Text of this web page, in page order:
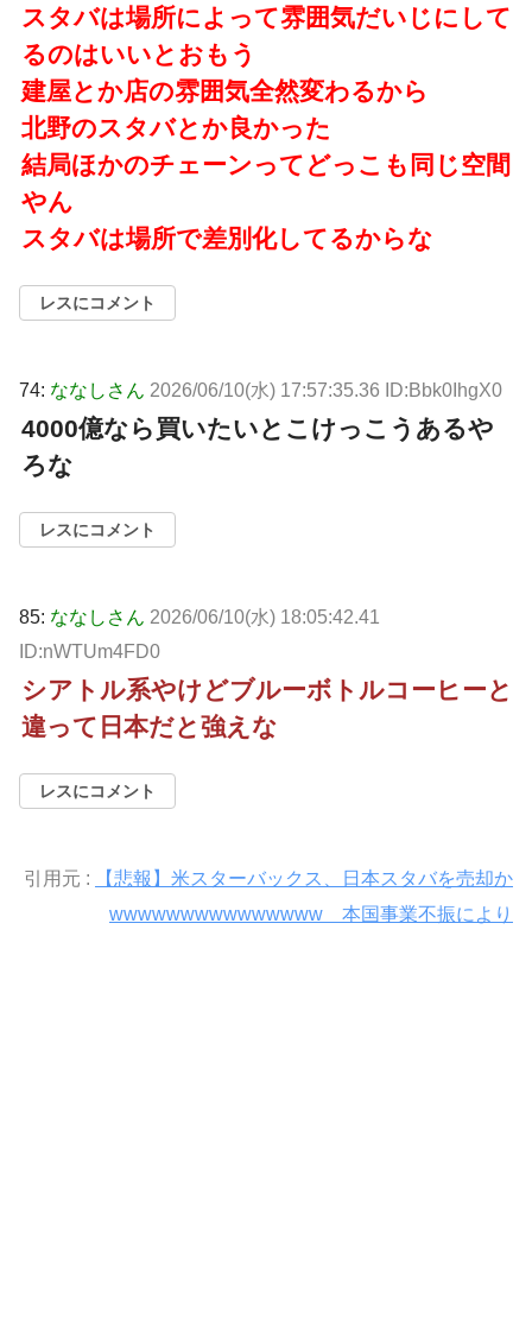
スタバは場所によって雰囲気だいじにして
るのはいいとおもう
建屋とか店の雰囲気全然変わるから
北野のスタバとか良かった
結局ほかのチェーンってどっこも同じ空間
やん
スタバは場所で差別化してるからな
レスにコメント
74: ななしさん 2026/06/10(水) 17:57:35.36 ID:Bbk0IhgX0
4000億なら買いたいとこけっこうあるや
ろな
レスにコメント
85: ななしさん 2026/06/10(水) 18:05:42.41
ID:nWTUm4FD0
シアトル系やけどブルーボトルコーヒーと
違って日本だと強えな
レスにコメント
引用元 :
【悲報】米スターバックス、日本スタバを売却か
wwwwwwwwwwwwwww 本国事業不振により